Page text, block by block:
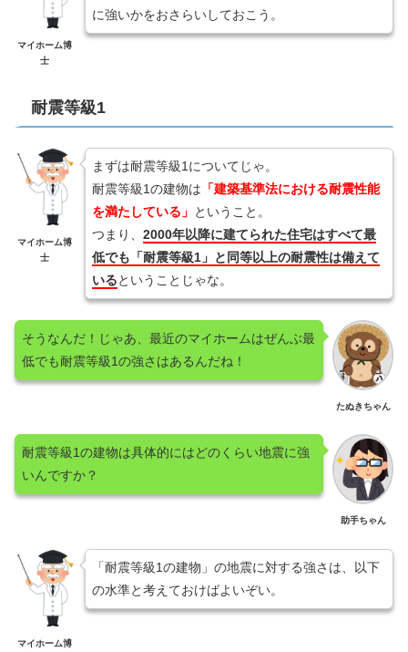
マイホーム博
士
に強いかをおさらいしておこう。
耐震等級1
マイホーム博
士
まずは耐震等級1についてじゃ。
耐震等級1の建物は 「建築基準法における耐震性能
を満たしている」 ということ。
つまり、 2000年以降に建てられた住宅はすべて最
低でも「耐震等級1」と同等以上の耐震性は備えて
いるということじゃな。
たぬきちゃん
そうなんだ！じゃあ、最近のマイホームはぜんぶ最
低でも耐震等級1の強さはあるんだね！
助手ちゃん
耐震等級1の建物は具体的にはどのくらい地震に強
いんですか？
マイホーム博
「耐震等級1の建物」の地震に対する強さは、以下
の水準と考えておけばよいぞい。